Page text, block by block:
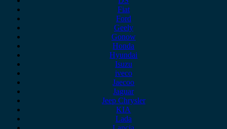
Fiat
Ford
Geely
Gonow
Honda
Hyundai
Isuzu
iveco
Jaecoo
Jaguar
Jeep Chrysler
KIA
Lada